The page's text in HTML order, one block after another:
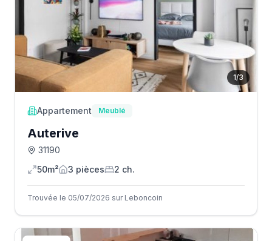
1/3
Appartement Meublé
Auterive
31190
50m²
3 pièces 2 ch.
Trouvée le 05/07/2026 sur Leboncoin